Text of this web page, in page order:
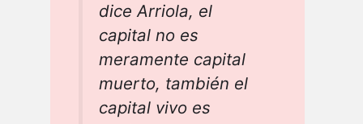
dice Arriola, el
capital no es
meramente capital
muerto, también el
capital vivo es